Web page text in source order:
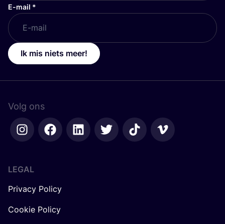
E-mail *
Ik mis niets meer!
Volg ons
LEGAL
Privacy Policy
Cookie Policy